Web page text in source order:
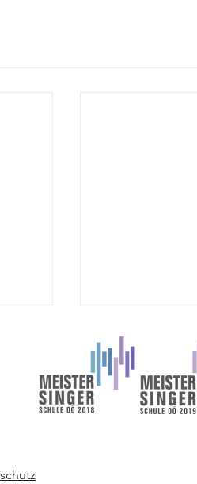
Fußball-Cup 2026